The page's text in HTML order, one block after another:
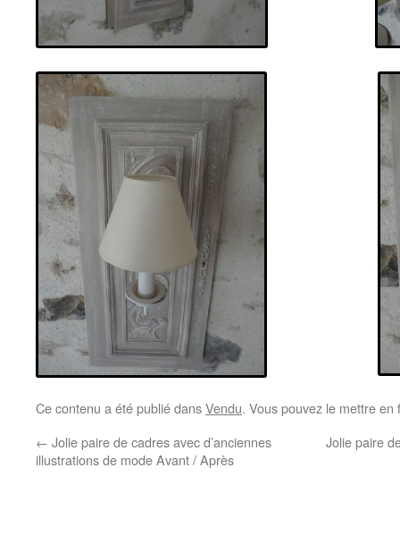
Ce contenu a été publié dansVendu. Vous pouvez le mettre
← Jolie paire de cadres avec d’anciennes
illustrations de mode Avant / Après
Jolie paire